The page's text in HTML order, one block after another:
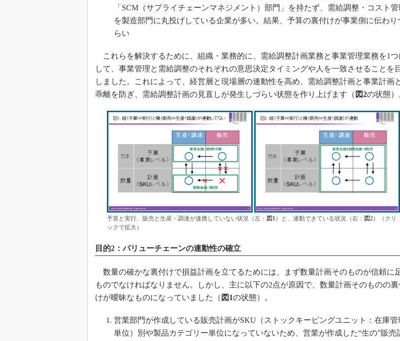
「SCM（サプライチェーンマネジメント）部門」を持たず、需給調整・コスト管
を製造部門に丸投げしている企業が多い。結果、予算の裏付けが事業側に伝わり
らい
これらを解決するために、組織・業務的に、需給調整計画業務と事業管理業務を1つ
して、事業管理と需給調整のそれぞれの意思決定タイミングや人を一致させることを
しました。これによって、経営層と現場層の連動性を高め、需給調整計画と事業計画
乖離を防ぎ、需給調整計画の見直しが発生しづらい状態を作り上げます（ 図2の状態）
予算と実行、販売と生産・調達が連携していない状況（左： 図1）と、連動できている状況（右： 図2）（クリ
ックで拡大）
目的2：バリューチェーンの連動性の確立
数量の確かな裏付けで損益計画を立てるためには、まず数量計画そのものが信頼に
ものでなければなりません。しかし、主に以下の2点が原因で、数量計画そのものの裏
けが曖昧なものになっていました（ 図1の状態）。
営業部門が作成している販売計画がSKU（ストックキーピングユニット：在庫管
単位）別や製品カテゴリー単位になっていないため、営業が作成した“生の”販売